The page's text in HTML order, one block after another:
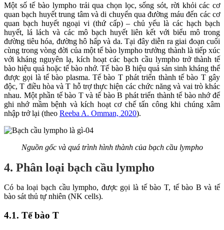
Một số tế bào lympho trải qua chọn lọc, sống sót, rời khỏi các cơ
quan bạch huyết trung tâm và di chuyển qua đường máu đến các cơ
quan bạch huyết ngoại vi (thứ cấp) – chủ yếu là các hạch bạch
huyết, lá lách và các mô bạch huyết liên kết với biểu mô trong
đường tiêu hóa, đường hô hấp và da. Tại đây diễn ra giai đoạn cuối
cùng trong vòng đời của một tế bào lympho trưởng thành là tiếp xúc
với kháng nguyên lạ, kích hoạt các bạch cầu lympho trở thành tế
bào hiệu quả hoặc tế bào nhớ. Tế bào B hiệu quả sản sinh kháng thể
được gọi là tế bào plasma. Tế bào T phát triển thành tế bào T gây
độc, T điều hòa và T hỗ trợ thực hiện các chức năng và vai trò khác
nhau. Một phần tế bào T và tế bào B phát triển thành tế bào nhớ để
ghi nhớ mầm bệnh và kích hoạt cơ chế tấn công khi chúng xâm
nhập trở lại (theo Reeba A. Omman, 2020).
Nguồn gốc và quá trình hình thành của bạch cầu lympho
4. Phân loại bạch cầu lympho
Có ba loại bạch cầu lympho, được gọi là tế bào T, tế bào B và tế
bào sát thủ tự nhiên (NK cells).
4.1. Tế bào T